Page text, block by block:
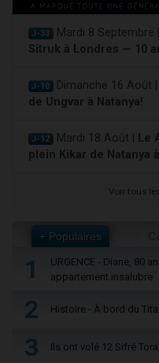
J-33 Mardi 8 Septembre |
Sitruk à Londres — 10
J-10 Dimanche 16 Août |
de Ungvar à Natanya!
J-12 Mardi 18 Août |
Le
plein Kikar de Natanya
Voir tous
+ Populaires
1
URGENCE - Diane, 80
appartement insalubre
2 Histoire - À bord du
3 Ils ont volé 12 Sifré